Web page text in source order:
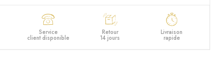
Service
client disponible
Retour
14 jours
Livraison
rapide